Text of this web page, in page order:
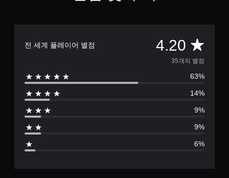
전 세계 플레이어 별점 4.20 총
3
5
별
으
35개의 별점
63%
14%
9%
9%
6%